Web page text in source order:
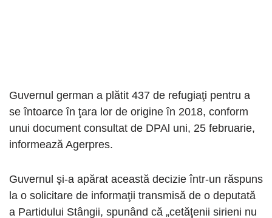
Guvernul german a plătit 437 de refugiaţi pentru a
se întoarce în ţara lor de origine în 2018, conform
unui document consultat de DPAl uni, 25 februarie,
informează Agerpres.
Guvernul şi-a apărat această decizie într-un răspuns
la o solicitare de informaţii transmisă de o deputată
a Partidului Stângii, spunând că „cetăţenii sirieni nu